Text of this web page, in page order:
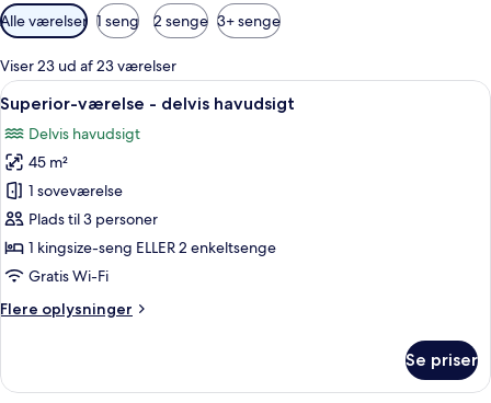
Tilgængelige
filtre
for
værelser
Alle værelser 1 seng 2 senge 3+ senge
Viser 23 ud af 23 værelser
Indlæs
alle
billeder
af
Superior-
værelse
-
delvis
Et moderne hotelværelse med en
6
Superior-værelse - delvis havudsigt
Delvis havudsigt
45 m²
1 soveværelse
Plads til 3 personer
1 kingsize-seng ELLER 2 enkeltsenge
Gratis Wi-Fi
Flere oplysninger
Flere
værelse
Se priser